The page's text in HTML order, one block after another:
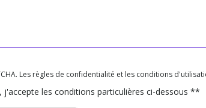
Les règles de confidentialité et les conditions
j'accepte les conditions particulières ci-dessous **